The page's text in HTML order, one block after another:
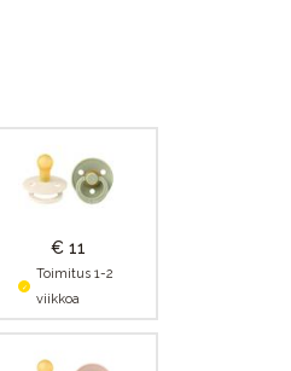
€ 11
Toimitus 1-2
viikkoa